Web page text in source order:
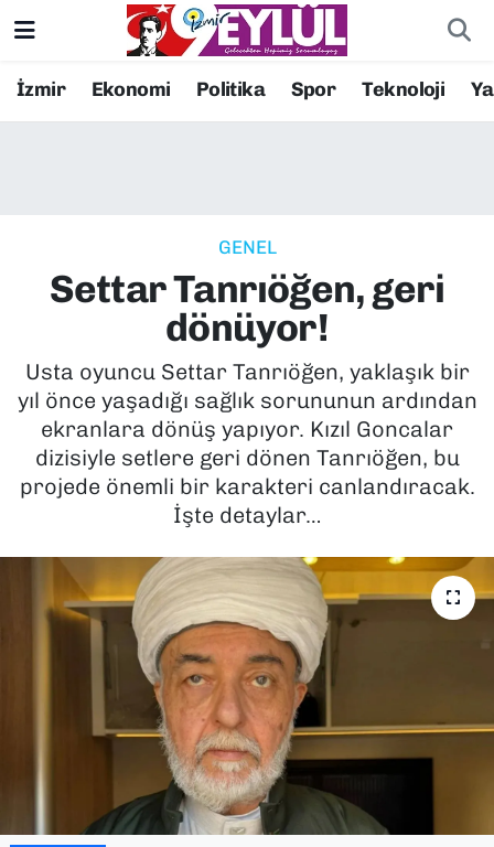
İzmir Ekonomi Politika Spor Teknoloji
GENEL
Settar Tanrıöğen, geri
dönüyor!
Usta oyuncu Settar Tanrıöğen, yaklaşık bir
yıl önce yaşadığı sağlık sorununun ardından
ekranlara dönüş yapıyor. Kızıl Goncalar
dizisiyle setlere geri dönen Tanrıöğen, bu
projede önemli bir karakteri canlandıracak.
İşte detaylar…
Resmi İlanlar
EKONOMİ
KÜLTÜR SANAT
MAGAZİN
POLİTİKA
SPOR
TEKNOLOJİ
YEREL YÖNETİMLER
Konak Nöbetçi Eczaneler
Süper Lig Puan Durumu ve Fikstür
Tüm Manşetler
Son Dakika Haberleri
Haber Arşivi